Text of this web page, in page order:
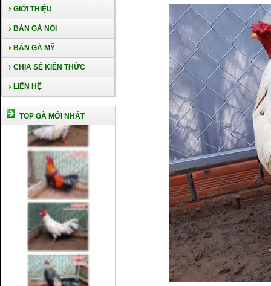
GIỚI THIỆU
BÁN GÀ NÒI
BÁN GÀ MỸ
CHIA SẺ KIẾN THỨC
LIÊN HỆ
TOP GÀ MỚI NHẤT